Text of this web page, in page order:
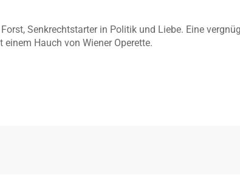
Senkrechtstarter in Politik und Liebe. Eine
Hauch von Wiener Operette.